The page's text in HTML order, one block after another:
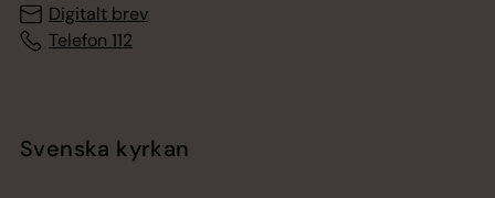
Digitalt brev
Telefon 112
Svenska kyrkan